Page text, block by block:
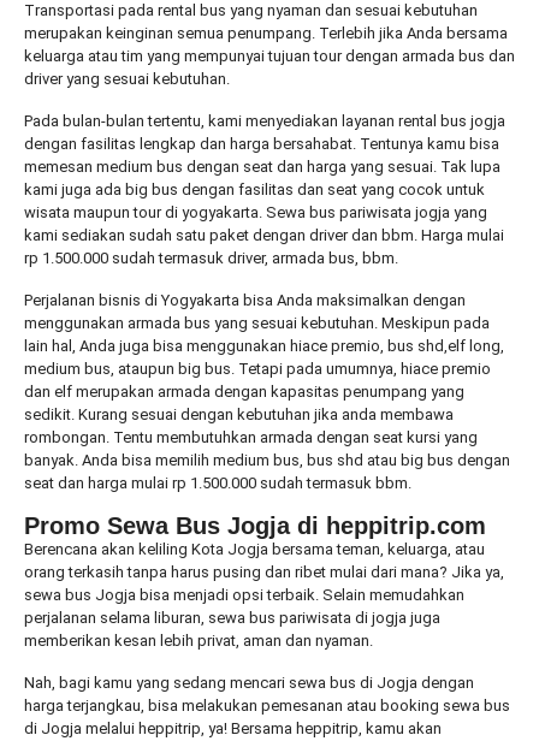
Transportasi pada rental bus yang nyaman dan sesuai kebutuhan
merupakan keinginan semua penumpang. Terlebih jika Anda bersama
keluarga atau tim yang mempunyai tujuan tour dengan armada bus dan
driver yang sesuai kebutuhan.
Pada bulan-bulan tertentu, kami menyediakan layanan rental bus jogja
dengan fasilitas lengkap dan harga bersahabat. Tentunya kamu bisa
memesan medium bus dengan seat dan harga yang sesuai. Tak lupa
kami juga ada big bus dengan fasilitas dan seat yang cocok untuk
wisata maupun tour di yogyakarta. Sewa bus pariwisata jogja yang
kami sediakan sudah satu paket dengan driver dan bbm. Harga mulai
rp 1.500.000 sudah termasuk driver, armada bus, bbm.
Perjalanan bisnis di Yogyakarta bisa Anda maksimalkan dengan
menggunakan armada bus yang sesuai kebutuhan. Meskipun pada
lain hal, Anda juga bisa menggunakan hiace premio, bus shd,elf long,
medium bus, ataupun big bus. Tetapi pada umumnya, hiace premio
dan elf merupakan armada dengan kapasitas penumpang yang
sedikit. Kurang sesuai dengan kebutuhan jika anda membawa
rombongan. Tentu membutuhkan armada dengan seat kursi yang
banyak. Anda bisa memilih medium bus, bus shd atau big bus dengan
seat dan harga mulai rp 1.500.000 sudah termasuk bbm.
Promo Sewa Bus Jogja di heppitrip.com
Berencana akan keliling Kota Jogja bersama teman, keluarga, atau
orang terkasih tanpa harus pusing dan ribet mulai dari mana? Jika ya,
sewa bus Jogja bisa menjadi opsi terbaik. Selain memudahkan
perjalanan selama liburan, sewa bus pariwisata di jogja juga
memberikan kesan lebih privat, aman dan nyaman.
Nah, bagi kamu yang sedang mencari sewa bus di Jogja dengan
harga terjangkau, bisa melakukan pemesanan atau booking sewa bus
di Jogja melalui heppitrip, ya! Bersama heppitrip, kamu akan